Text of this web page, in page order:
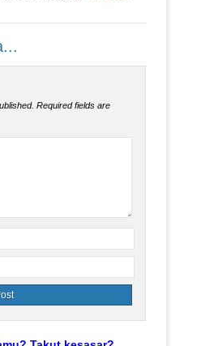
Required fields are